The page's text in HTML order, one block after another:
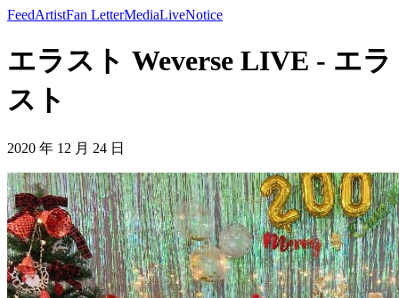
FeedArtistFan LetterMediaLiveNotice
エラスト Weverse LIVE - エラ
スト
2020 年 12 月 24 日